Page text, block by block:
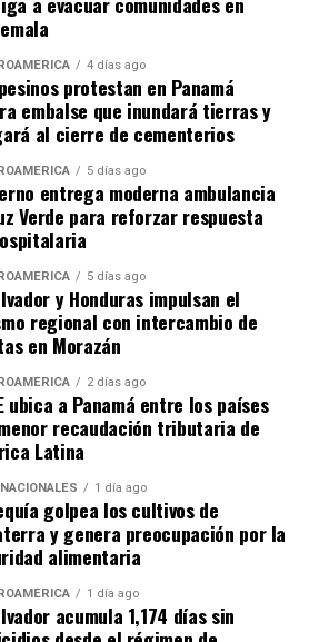
4 días ago
protestan en Panamá
embalse que inundará tierras y
al cierre de cementerios
5 días ago
entrega moderna ambulancia
Verde para reforzar respuesta
5 días ago
y Honduras impulsan el
regional con intercambio de
en Morazán
2 días ago
ubica a Panamá entre los países
recaudación tributaria de
Latina
1 día ago
golpea los cultivos de
y genera preocupación por la
alimentaria
1 día ago
acumula 1,174 días sin